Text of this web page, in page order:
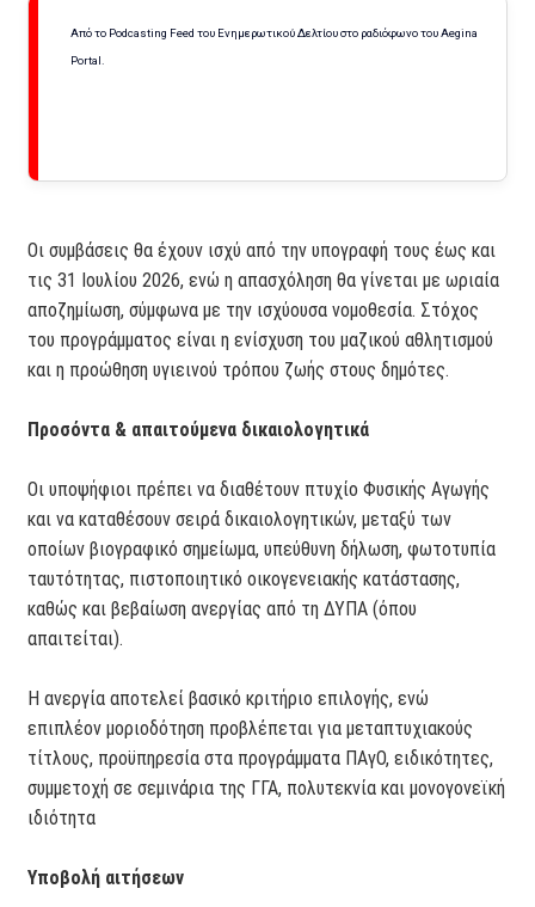
Από το Podcasting Feed του Ενημερωτικού Δελτίου στο ραδιόφωνο του Aegina
Portal.
Οι συμβάσεις θα έχουν ισχύ από την υπογραφή τους έως και
τις 31 Ιουλίου 2026, ενώ η απασχόληση θα γίνεται με ωριαία
αποζημίωση, σύμφωνα με την ισχύουσα νομοθεσία. Στόχος
του προγράμματος είναι η ενίσχυση του μαζικού αθλητισμού
και η προώθηση υγιεινού τρόπου ζωής στους δημότες.
Προσόντα & απαιτούμενα δικαιολογητικά
Οι υποψήφιοι πρέπει να διαθέτουν πτυχίο Φυσικής Αγωγής
και να καταθέσουν σειρά δικαιολογητικών, μεταξύ των
οποίων βιογραφικό σημείωμα, υπεύθυνη δήλωση, φωτοτυπία
ταυτότητας, πιστοποιητικό οικογενειακής κατάστασης,
καθώς και βεβαίωση ανεργίας από τη ΔΥΠΑ (όπου
απαιτείται).
Η ανεργία αποτελεί βασικό κριτήριο επιλογής, ενώ
επιπλέον μοριοδότηση προβλέπεται για μεταπτυχιακούς
τίτλους, προϋπηρεσία στα προγράμματα ΠΑγΟ, ειδικότητες,
συμμετοχή σε σεμινάρια της ΓΓΑ, πολυτεκνία και μονογονεϊκή
ιδιότητα
Υποβολή αιτήσεων